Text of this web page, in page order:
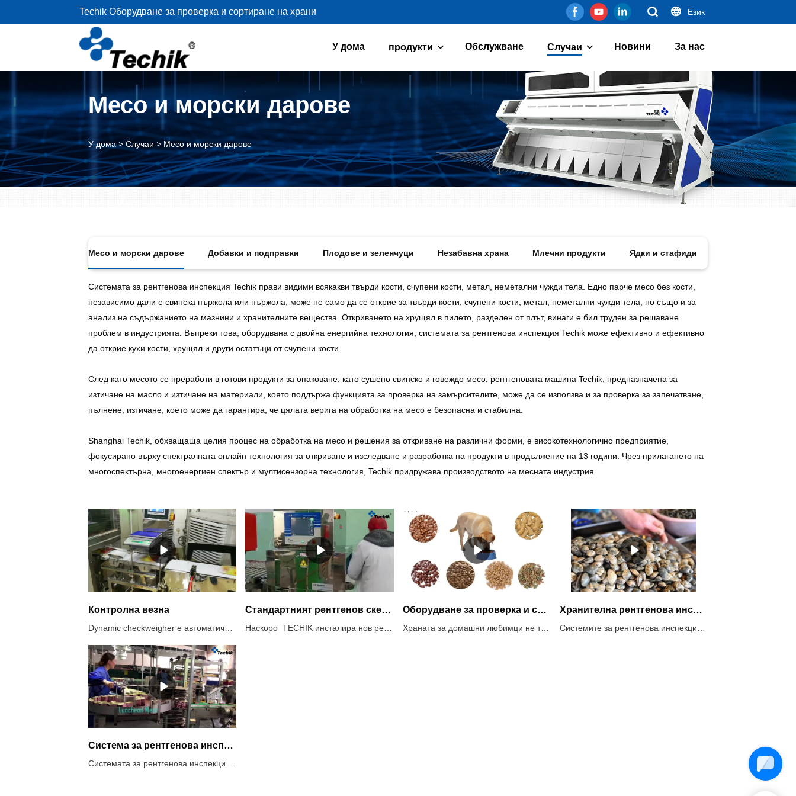
Techik Оборудване за проверка и сортиране на храни Език
У дома продукти Обслужване Случаи Новини За нас
Месо и морски дарове
У дома > Случаи > Месо и морски дарове
Месо и морски дарове Добавки и подправки Плодове и зеленчуци Незабавна храна Млечни продукти Ядки и стафиди
Системата за рентгенова инспекция Techik прави видими всякакви твърди кости, счупени кости, метал, неметални чужди тела. Едно парче месо без кости,
независимо дали е свинска пържола или пържола, може не само да се открие за твърди кости, счупени кости, метал, неметални чужди тела, но също и за
анализ на съдържанието на мазнини и хранителните вещества. Откриването на хрущял в пилето, разделен от плът, винаги е бил труден за решаване
проблем в индустрията. Въпреки това, оборудвана с двойна енергийна технология, системата за рентгенова инспекция Techik може ефективно и ефективно
да открие кухи кости, хрущял и други остатъци от счупени кости.
След като месото се преработи в готови продукти за опаковане, като сушено свинско и говеждо месо, рентгеновата машина Techik, предназначена за
изтичане на масло и изтичане на материали, която поддържа функцията за проверка на замърсителите, може да се използва и за проверка за запечатване,
пълнене, изтичане, което може да гарантира, че цялата верига на обработка на месо е безопасна и стабилна.
Shanghai Techik, обхващаща целия процес на обработка на месо и решения за откриване на различни форми, е високотехнологично предприятие,
фокусирано върху спектралната онлайн технология за откриване и изследване и разработка на продукти в продължение на 13 години. Чрез прилагането на
многоспектърна, многоенергиен спектър и мултисензорна технология, Techik придружава производството на месната индустрия.
Контролна везна Стандартният рентгенов скенер TECHIK се използва при откриване на кашони за фабрика за замразена риба Оборудване за проверка и сортиране на храни за домашни любимци Сортировач по цветове
Храната за домашни любимци не трябва да съдържа замърсители като чужди тела, токсини, патогени и разваляне. Усъвършенствани технологии като рентгеново сканиране, метални детектори и машини за сортиране на цветове се използват за откриване на физически примеси и микробно замърсяване. Металотърсачите, цветните сортери и рентгеновата система за инспекция на Techik могат да осигурят решение за инспекция и сортиране на храна за домашни любимци. Горното видео е сайтът на клиентите на храна за домашни любимци с пилешко месо за котки, със сортиращи устройства за колани Techik.
Хранителна рентгенова инспекционна система за морски дарове
Система за рентгенова инспекция на месо за обяд
Системата за рентгенова инспекция на месо Techik се използва широко в производството на месни консерви за обяд. Всички твърди кости, счупени кости, метал, неметални чужди предмети се виждат в изображението на системата за рентгенова инспекция Techik, което ще бъде отхвърлено според изискванията на клиента. Освен месо за обяд, други консервирани храни, като консерви от мляко, консерви от плодове и т.н., също могат да бъдат инспектирани чрез рентгенова система за проверка. има супер продуктова иновация, силен R& D сила и стриктна информираност за управление на качеството.Препоръчително използване на системи за рентгенова проверка1. Не само метални замърсители, но и други неметали като камъни, керамика, стъкло.2. Опаковани храни с алуминиево фолио и метални опаковани храни3. Храна с висока соленост, като кисели краставички, която има силен ефект на продукта4. Консервирани храни5. Високи изисквания за проверка на SUS6. Откриване на дефекти, като например дефект на таблета.